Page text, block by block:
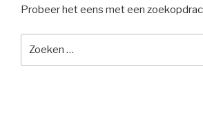
Probeer het eens met een